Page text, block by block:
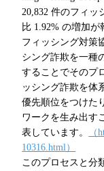
20,832 件のフィッ
比 1.92% の増加が
フィッシング対策
シング詐欺を一種
することでそのプ
ッシング詐欺を体
優先順位をつけた
ワークを生み出す
表しています。
（
10316.html）
このプロセスと分